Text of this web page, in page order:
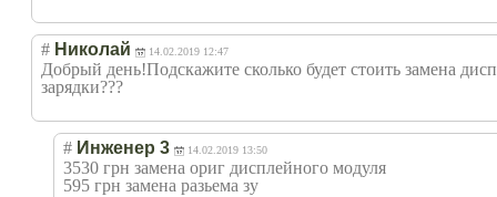
# Николай 14.02.2019 12:47
Добрый день!Подскажите сколько будет стоить замена
зарядки???
# Инженер 3 14.02.2019 13:50
3530 грн замена ориг дисплейного модуля
595 грн замена разьема зу